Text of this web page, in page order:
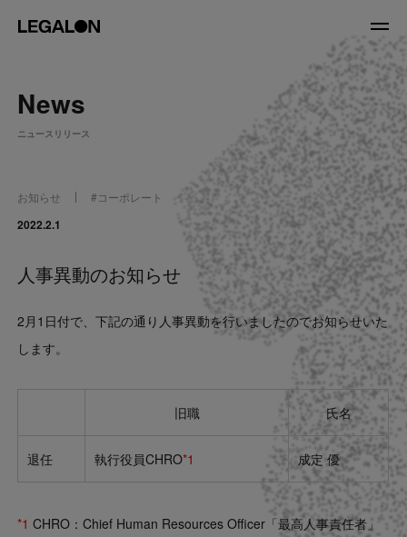
About
役員紹介
Service
News
Recruit
News
ニュースリリース
お知らせ #コーポレート
2022.2.1
人事異動のお知らせ
2月1日付で、下記の通り人事異動を行いましたのでお知らせいた
します。
旧職 氏名
退任 執行役員CHRO*1 成定 優
*1 CHRO：Chief Human Resources Officer「最高人事責任者」